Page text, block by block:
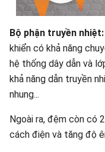
Bộ phận truyền nhiệt:
khiển có khả năng
hệ thống dây dẫn và
khả năng dẫn truyền
nhung...
Ngoài ra, đệm còn có
cách điện và tăng độ